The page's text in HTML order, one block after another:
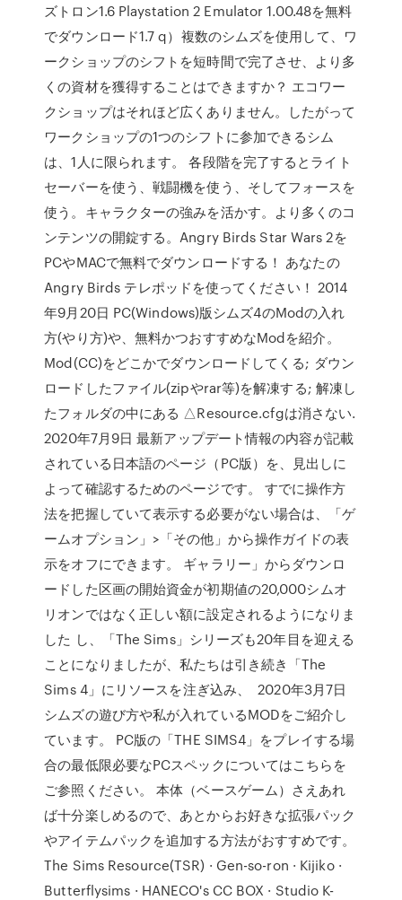
ズトロン1.6 Playstation 2 Emulator 1.00.48を無料
でダウンロード1.7 q）複数のシムズを使用して、ワ
ークショップのシフトを短時間で完了させ、より多
くの資材を獲得することはできますか？ エコワー
クショップはそれほど広くありません。したがって
ワークショップの1つのシフトに参加できるシム
は、1人に限られます。 各段階を完了するとライト
セーバーを使う、戦闘機を使う、そしてフォースを
使う。キャラクターの強みを活かす。より多くのコ
ンテンツの開錠する。Angry Birds Star Wars 2を
PCやMACで無料でダウンロードする！ あなたの
Angry Birds テレポッドを使ってください！ 2014
年9月20日 PC(Windows)版シムズ4のModの入れ
方(やり方)や、無料かつおすすめなModを紹介。
Mod(CC)をどこかでダウンロードしてくる; ダウン
ロードしたファイル(zipやrar等)を解凍する; 解凍し
たフォルダの中にある △Resource.cfgは消さない.
2020年7月9日 最新アップデート情報の内容が記載
されている日本語のページ（PC版）を、見出しに
よって確認するためのページです。 すでに操作方
法を把握していて表示する必要がない場合は、「ゲ
ームオプション」>「その他」から操作ガイドの表
示をオフにできます。 ギャラリー」からダウンロ
ードした区画の開始資金が初期値の20,000シムオ
リオンではなく正しい額に設定されるようになりま
した し、「The Sims」シリーズも20年目を迎える
ことになりましたが、私たちは引き続き「The
Sims 4」にリソースを注ぎ込み、 2020年3月7日
シムズの遊び方や私が入れているMODをご紹介し
ています。 PC版の「THE SIMS4」をプレイする場
合の最低限必要なPCスペックについてはこちらを
ご参照ください。 本体（ベースゲーム）さえあれ
ば十分楽しめるので、あとからお好きな拡張パック
やアイテムパックを追加する方法がおすすめです。
The Sims Resource(TSR) · Gen-so-ron · Kijiko ·
Butterflysims · HANECO's CC BOX · Studio K-